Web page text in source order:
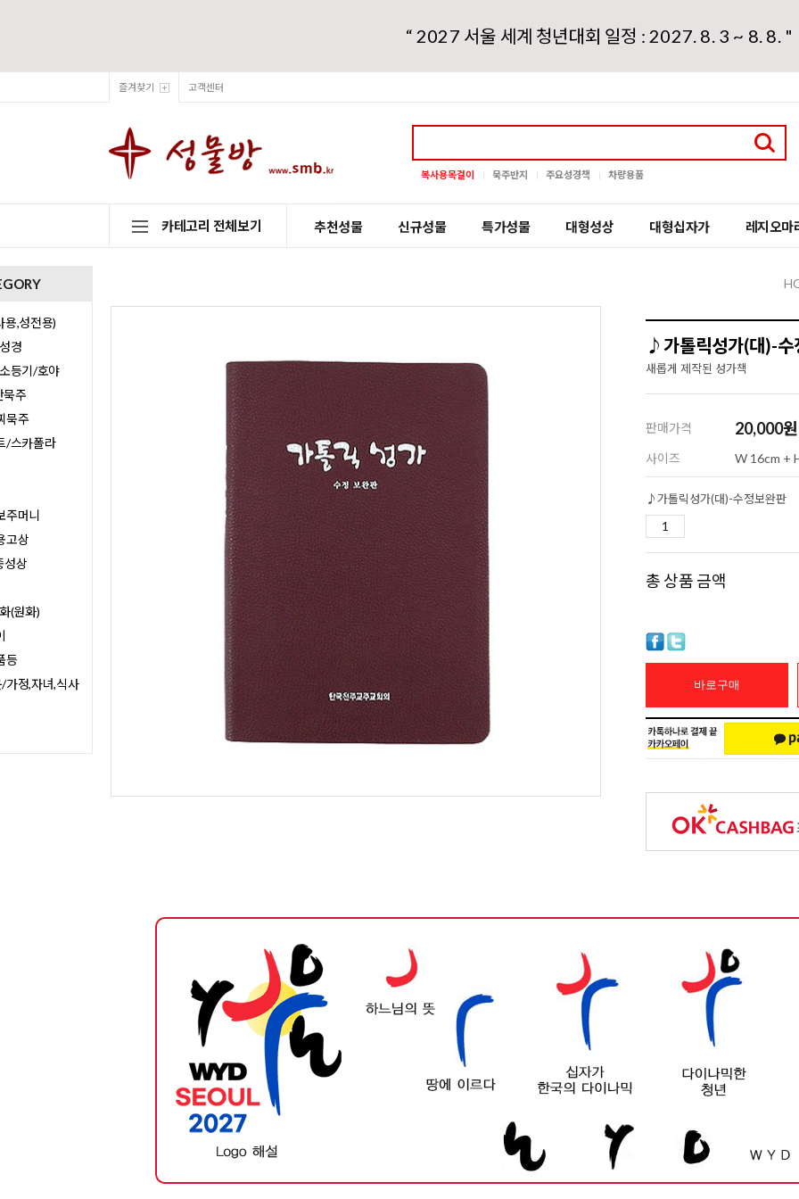
“ 2027 서울 세계 청년대회 일정 : 2027. 8. 3 ~ 8. 8. "
즐겨찾기 고객센터
복사용목걸이 묵주반지 주요성경책 차량용품
카테고리 전체보기 추천성물 신규성물 특가성물 대형성상 대형십자가 레지오마
용,성전용)
경
등기/호야
주
묵주
/스카폴라
주머니
고상
성상
(원화)
등
가정,자녀,식사
♪가톨릭성가(대)-수
새롭게 제작된 성가책
판매가격 20,000원
사이즈 W 16cm +
♪가톨릭성가(대)-수정보완판
총 상품 금액
바로구매